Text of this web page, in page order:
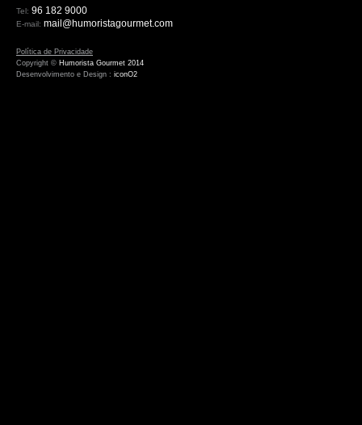
Tel: 96 182 9000
E-mail: mail@humoristagourmet.com
Política de Privacidade
Copyright © Humorista Gourmet 2014
Desenvolvimento e Design : iconO2